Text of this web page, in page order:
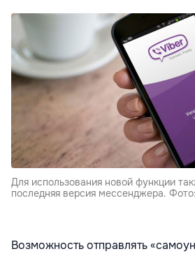
Для использования новой функции
последняя версия мессенджера.
Возможность отправлять